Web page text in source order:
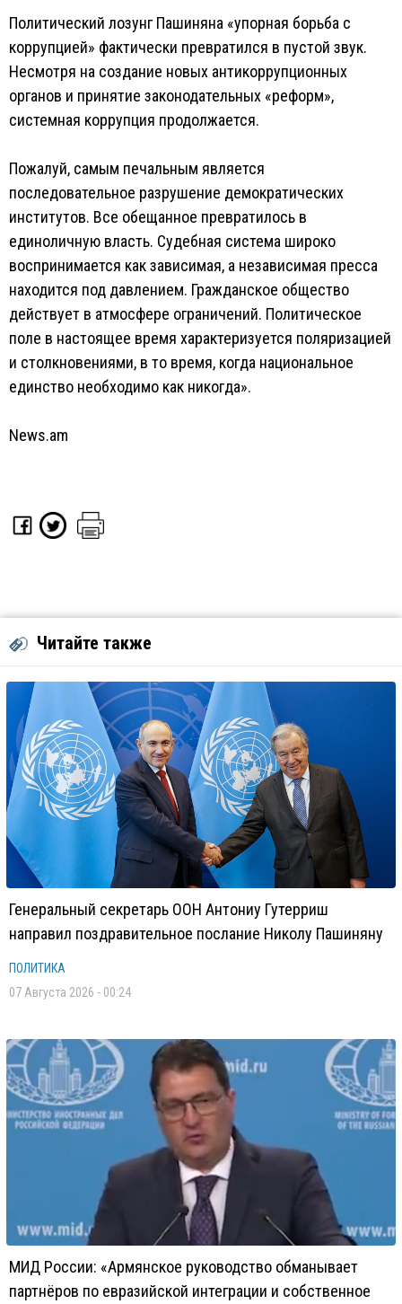
Политический лозунг Пашиняна «упорная борьба с
коррупцией» фактически превратился в пустой звук.
Несмотря на создание новых антикоррупционных
органов и принятие законодательных «реформ»,
системная коррупция продолжается.
Пожалуй, самым печальным является
последовательное разрушение демократических
институтов. Все обещанное превратилось в
единоличную власть. Судебная система широко
воспринимается как зависимая, а независимая пресса
находится под давлением. Гражданское общество
действует в атмосфере ограничений. Политическое
поле в настоящее время характеризуется поляризацией
и столкновениями, в то время, когда национальное
единство необходимо как никогда».
News.am
Читайте также
Генеральный секретарь ООН Антониу Гутерриш
направил поздравительное послание Николу Пашиняну
ПОЛИТИКА
07 Августа 2026 - 00:24
МИД России: «Армянское руководство обманывает
партнёров по евразийской интеграции и собственное